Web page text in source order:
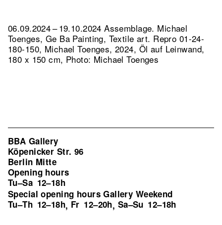
06.09.2024 – 19.10.2024 Assemblage. Michael
Toenges, Ge Ba Painting, Textile art. Repro 01-24-
180-150, Michael Toenges, 2024, Öl auf Leinwand,
180 x 150 cm, Photo: Michael Toenges
BBA Gallery
Köpenicker Str. 96
Berlin Mitte
Opening hours
Tu–Sa 12–18h
Special opening hours Gallery Weekend
Tu–Th 12–18h, Fr 12–20h, Sa–Su 12–18h